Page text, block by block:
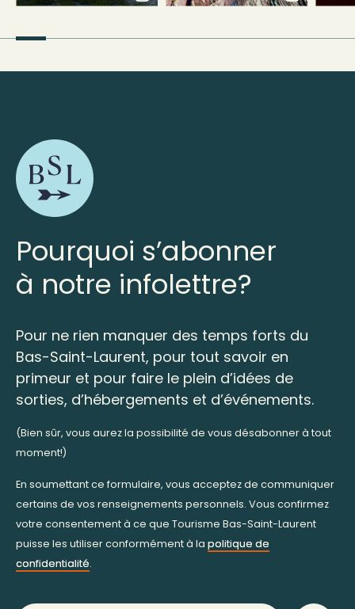
Pourquoi s’abonner
à notre infolettre?
Pour ne rien manquer des temps forts du
Bas-Saint-Laurent, pour tout savoir en
primeur et pour faire le plein d’idées de
sorties, d’hébergements et d’événements.
(Bien sûr, vous aurez la possibilité de vous désabonner à tout
moment!)
En soumettant ce formulaire, vous acceptez de communiquer
certains de vos renseignements personnels. Vous confirmez
votre consentement à ce que Tourisme Bas-Saint-Laurent
puisse les utiliser conformément à la politique de
confidentialité.